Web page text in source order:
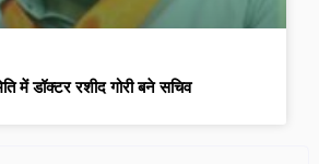
में डॉक्टर रशीद गोरी बने सचिव